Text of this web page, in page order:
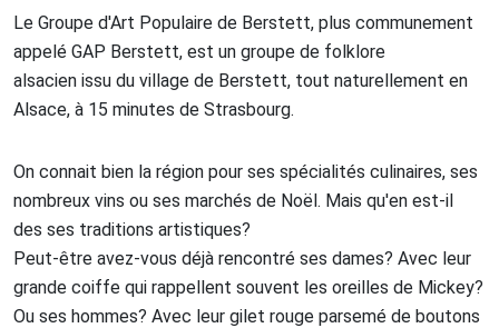
Le Groupe d'Art Populaire de Berstett, plus communement
appelé GAP Berstett, est un groupe de folklore
alsacien issu du village de Berstett, tout naturellement en
Alsace, à 15 minutes de Strasbourg.
On connait bien la région pour ses spécialités culinaires, ses
nombreux vins ou ses marchés de Noël. Mais qu'en est-il
des ses traditions artistiques?
Peut-être avez-vous déjà rencontré ses dames? Avec leur
grande coiffe qui rappellent souvent les oreilles de Mickey?
Ou ses hommes? Avec leur gilet rouge parsemé de boutons